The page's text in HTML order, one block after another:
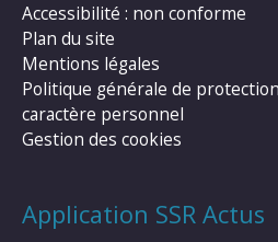
Accessibilité : non conforme
Plan du site
Mentions légales
Politique générale de
caractère personnel
Gestion des cookies
Application SSR Actus